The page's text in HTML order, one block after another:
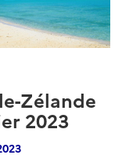
Zélande
2023